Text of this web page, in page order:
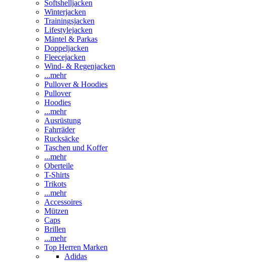
Softshelljacken
Winterjacken
Trainingsjacken
Lifestylejacken
Mäntel & Parkas
Doppeljacken
Fleecejacken
Wind- & Regenjacken
...mehr
Pullover & Hoodies
Pullover
Hoodies
...mehr
Ausrüstung
Fahrräder
Rucksäcke
Taschen und Koffer
...mehr
Oberteile
T-Shirts
Trikots
...mehr
Accessoires
Mützen
Caps
Brillen
...mehr
Top Herren Marken
Adidas